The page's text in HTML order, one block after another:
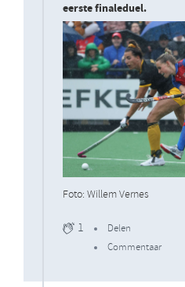
eerste finaleduel.
Foto: Willem Vernes
1
Delen
Commentaar